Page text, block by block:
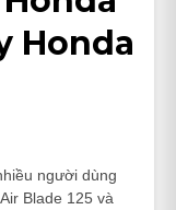
Honda
người dùng
Blade 125 và